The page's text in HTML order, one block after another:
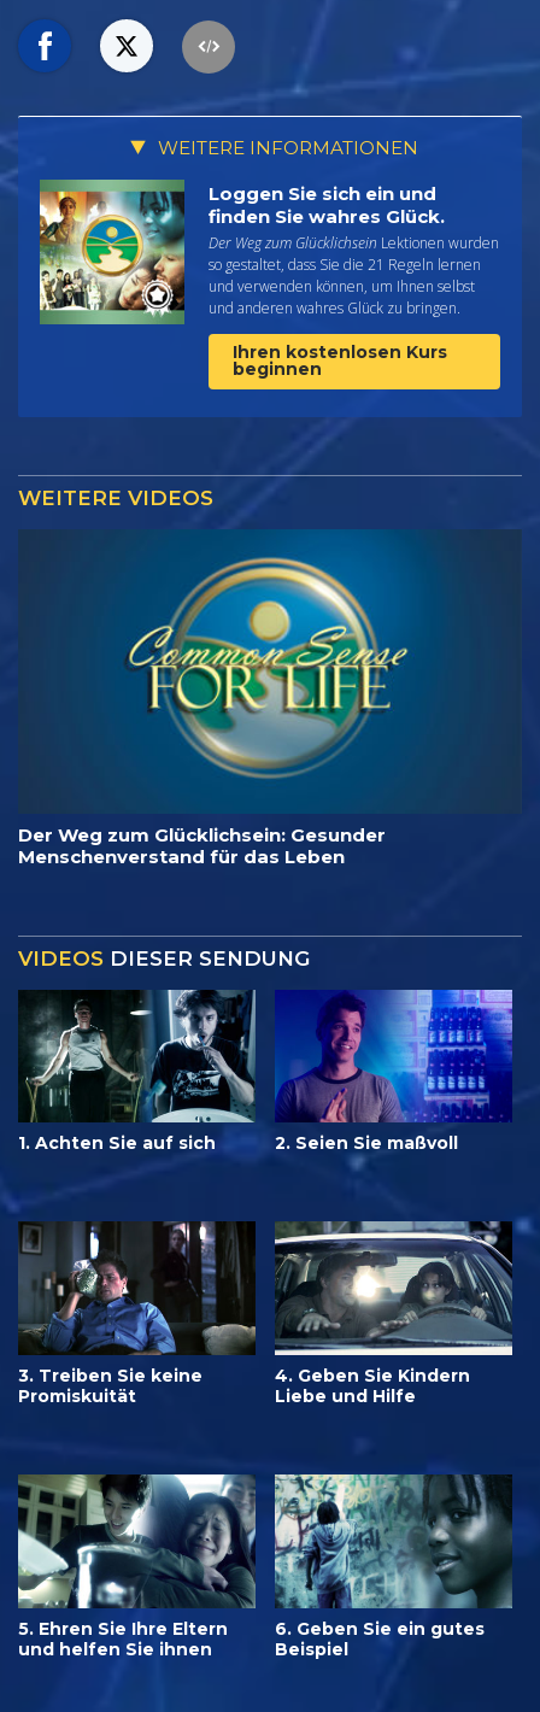
WEITERE INFORMATIONEN
Loggen Sie sich ein und
finden Sie wahres Glück.
Der Weg zum Glücklichsein Lektionen wurden
so gestaltet, dass Sie die 21 Regeln lernen
und verwenden können, um Ihnen selbst
und anderen wahres Glück zu bringen.
Ihren kostenlosen Kurs
beginnen
WEITERE VIDEOS
Der Weg zum Glücklichsein: Gesunder
Menschenverstand für das Leben
VIDEOS DIESER SENDUNG
1. Achten Sie auf sich 2. Seien Sie maßvoll
3. Treiben Sie keine
Promiskuität
4. Geben Sie Kindern
Liebe und Hilfe
5. Ehren Sie Ihre Eltern
und helfen Sie ihnen
6. Geben Sie ein gutes
Beispiel